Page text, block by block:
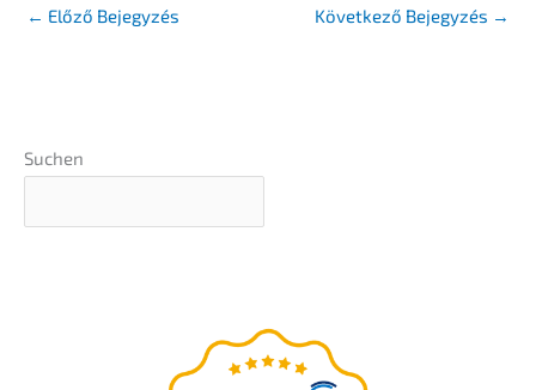
← Előző Bejegyzés Követ­ke­ző Bejegy­zés →
Suchen
webiná­ri­um
von Ingo Claus